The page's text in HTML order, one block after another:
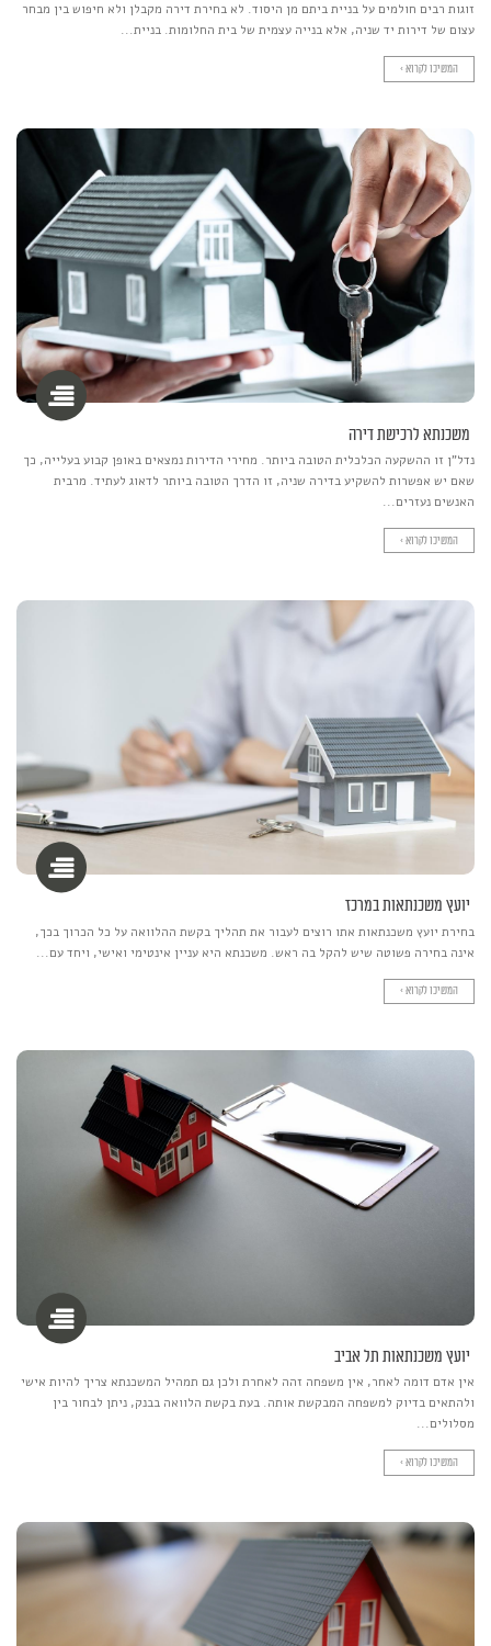
זוגות רבים חולמים על בניית ביתם מן היסוד. לא בחירת דירה מקבלן ולא חיפוש בין מבחר
עצום של דירות יד שניה, אלא בנייה עצמית של בית החלומות. בניית...
המשיכו לקרוא >
משכנתא לרכישת דירה
נדל"ן זו ההשקעה הכלכלית הטובה ביותר. מחירי הדירות נמצאים באופן קבוע בעלייה, כך
שאם יש אפשרות להשקיע בדירה שניה, זו הדרך הטובה ביותר לדאוג לעתיד. מרבית
האנשים נעזרים...
המשיכו לקרוא >
יועץ משכנתאות במרכז
בחירת יועץ משכנתאות אתו רוצים לעבור את תהליך בקשת ההלוואה על כל הכרוך בכך,
אינה בחירה פשוטה שיש להקל בה ראש. משכנתא היא עניין אינטימי ואישי, ויחד עם...
המשיכו לקרוא >
יועץ משכנתאות תל אביב
אין אדם דומה לאחר, אין משפחה זהה לאחרת ולכן גם תמהיל המשכנתא צריך להיות אישי
ולהתאים בדיוק למשפחה המבקשת אותה. בעת בקשת הלוואה בבנק, ניתן לבחור בין
מסלולים...
המשיכו לקרוא >